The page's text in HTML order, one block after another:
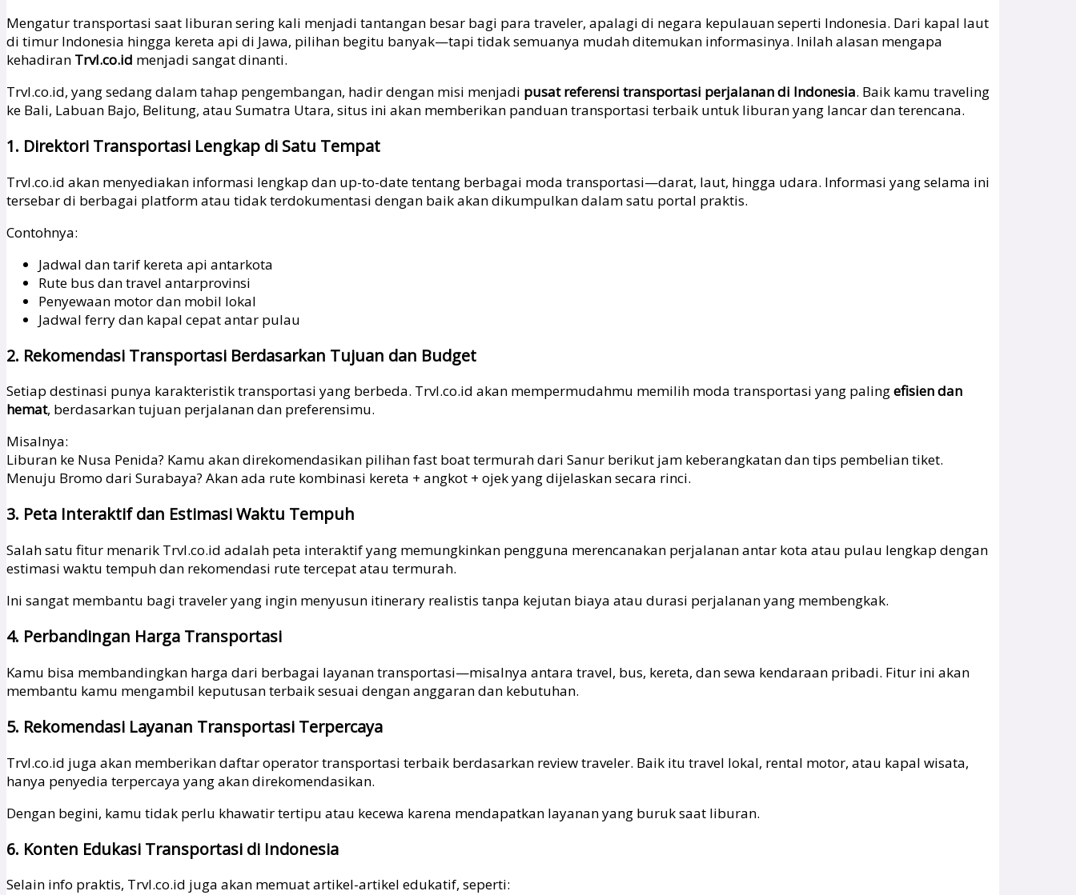
Mengatur transportasi saat liburan sering kali menjadi tantangan besar bagi para traveler, apalagi di negara kepulauan seperti Indonesia. Dari kapal laut
di timur Indonesia hingga kereta api di Jawa, pilihan begitu banyak—tapi tidak semuanya mudah ditemukan informasinya. Inilah alasan mengapa
kehadiran Trvl.co.id menjadi sangat dinanti.
Trvl.co.id, yang sedang dalam tahap pengembangan, hadir dengan misi menjadi pusat referensi transportasi perjalanan di Indonesia. Baik kamu traveling
ke Bali, Labuan Bajo, Belitung, atau Sumatra Utara, situs ini akan memberikan panduan transportasi terbaik untuk liburan yang lancar dan terencana.
1. Direktori Transportasi Lengkap di Satu Tempat
Trvl.co.id akan menyediakan informasi lengkap dan up-to-date tentang berbagai moda transportasi—darat, laut, hingga udara. Informasi yang selama ini
tersebar di berbagai platform atau tidak terdokumentasi dengan baik akan dikumpulkan dalam satu portal praktis.
Contohnya:
Jadwal dan tarif kereta api antarkota
Rute bus dan travel antarprovinsi
Penyewaan motor dan mobil lokal
Jadwal ferry dan kapal cepat antar pulau
2. Rekomendasi Transportasi Berdasarkan Tujuan dan Budget
Setiap destinasi punya karakteristik transportasi yang berbeda. Trvl.co.id akan mempermudahmu memilih moda transportasi yang palingefisien dan
hemat, berdasarkan tujuan perjalanan dan preferensimu.
Misalnya:
Liburan ke Nusa Penida? Kamu akan direkomendasikan pilihan fast boat termurah dari Sanur berikut jam keberangkatan dan tips pembelian tiket.
Menuju Bromo dari Surabaya? Akan ada rute kombinasi kereta + angkot + ojek yang dijelaskan secara rinci.
3. Peta Interaktif dan Estimasi Waktu Tempuh
Salah satu fitur menarik Trvl.co.id adalah peta interaktif yang memungkinkan pengguna merencanakan perjalanan antar kota atau pulau lengkap dengan
estimasi waktu tempuh dan rekomendasi rute tercepat atau termurah.
Ini sangat membantu bagi traveler yang ingin menyusun itinerary realistis tanpa kejutan biaya atau durasi perjalanan yang membengkak.
4. Perbandingan Harga Transportasi
Kamu bisa membandingkan harga dari berbagai layanan transportasi—misalnya antara travel, bus, kereta, dan sewa kendaraan pribadi. Fitur ini akan
membantu kamu mengambil keputusan terbaik sesuai dengan anggaran dan kebutuhan.
5. Rekomendasi Layanan Transportasi Terpercaya
Trvl.co.id juga akan memberikan daftar operator transportasi terbaik berdasarkan review traveler. Baik itu travel lokal, rental motor, atau kapal wisata,
hanya penyedia terpercaya yang akan direkomendasikan.
Dengan begini, kamu tidak perlu khawatir tertipu atau kecewa karena mendapatkan layanan yang buruk saat liburan.
6. Konten Edukasi Transportasi di Indonesia
Selain info praktis, Trvl.co.id juga akan memuat artikel-artikel edukatif, seperti: